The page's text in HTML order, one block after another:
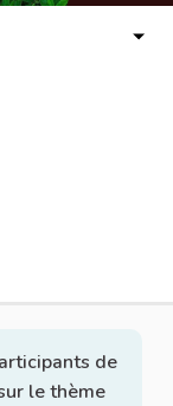
de
le thème